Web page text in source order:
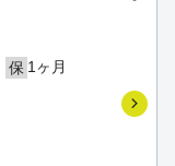
保 1ヶ月